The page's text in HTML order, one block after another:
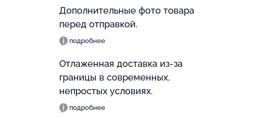
Дополнительные фото товара
перед отправкой.
подробнее
Отлаженная доставка из-за
границы в современных,
непростых условиях.
подробнее